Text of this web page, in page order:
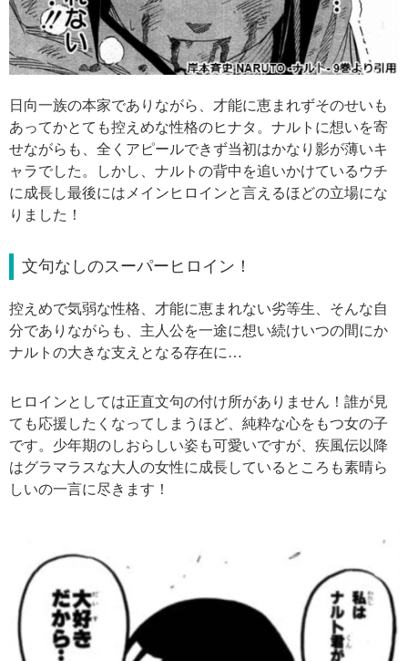
日向一族の本家でありながら、才能に恵まれずそのせいも
あってかとても控えめな性格のヒナタ。ナルトに想いを寄
せながらも、全くアピールできず当初はかなり影が薄いキ
ャラでした。しかし、ナルトの背中を追いかけているウチ
に成長し最後にはメインヒロインと言えるほどの立場にな
りました！
文句なしのスーパーヒロイン！
控えめで気弱な性格、才能に恵まれない劣等生、そんな自
分でありながらも、主人公を一途に想い続けいつの間にか
ナルトの大きな支えとなる存在に…
ヒロインとしては正直文句の付け所がありません！誰が見
ても応援したくなってしまうほど、純粋な心をもつ女の子
です。少年期のしおらしい姿も可愛いですが、疾風伝以降
はグラマラスな大人の女性に成長しているところも素晴ら
しいの一言に尽きます！